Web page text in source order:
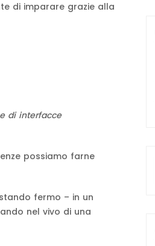
di imparare grazie alla
di interfacce
possiamo farne
fermo – in un
nel vivo di una